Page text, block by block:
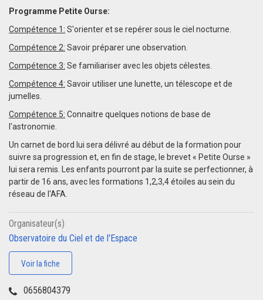
Programme Petite Ourse:
Compétence 1: S'orienter et se repérer sous le ciel nocturne.
Compétence 2: Savoir préparer une observation.
Compétence 3: Se familiariser avec les objets célestes.
Compétence 4: Savoir utiliser une lunette, un télescope et de
jumelles.
Compétence 5: Connaitre quelques notions de base de
l'astronomie.
Un carnet de bord lui sera délivré au début de la formation pour
suivre sa progression et, en fin de stage, le brevet « Petite Ourse »
lui sera remis. Les enfants pourront par la suite se perfectionner, à
partir de 16 ans, avec les formations 1,2,3,4 étoiles au sein du
réseau de l'AFA.
Organisateur(s)
Observatoire du Ciel et de l'Espace
Voir la fiche
0656804379